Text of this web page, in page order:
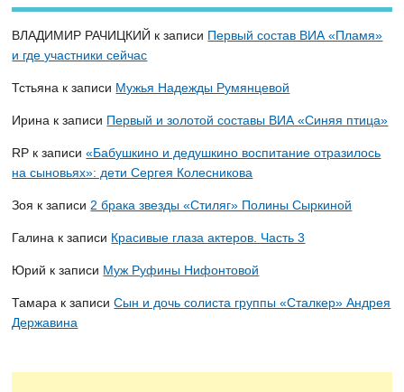
ВЛАДИМИР РАЧИЦКИЙ к записи Первый состав ВИА «Пламя»
и где участники сейчас
Тстьяна к записи Мужья Надежды Румянцевой
Ирина к записи Первый и золотой составы ВИА «Синяя птица»
RP к записи«Бабушкино и дедушкино воспитание отразилось
на сыновьях»: дети Сергея Колесникова
Зоя к записи 2 брака звезды «Стиляг» Полины Сыркиной
Галина к записи Красивые глаза актеров. Часть 3
Юрий к записи Муж Руфины Нифонтовой
Тамара к записиСын и дочь солиста группы «Сталкер» Андрея
Державина